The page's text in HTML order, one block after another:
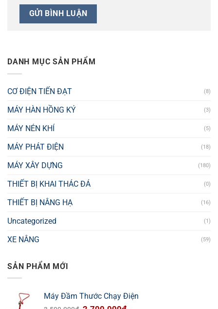
DANH MỤC SẢN PHẨM
CƠ ĐIỆN TIẾN ĐẠT (8)
MÁY HÀN HỒNG KÝ (3)
MÁY NÉN KHÍ (5)
MÁY PHÁT ĐIỆN (18)
MÁY XÂY DỰNG (180)
THIẾT BỊ KHAI THÁC ĐÁ (0)
THIẾT BỊ NÂNG HẠ (16)
Uncategorized (1)
XE NÂNG (59)
SẢN PHẨM MỚI
Máy Đầm Thước Chạy Điện